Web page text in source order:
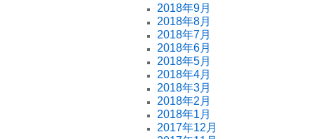
2018年9月
2018年8月
2018年7月
2018年6月
2018年5月
2018年4月
2018年3月
2018年2月
2018年1月
2017年12月